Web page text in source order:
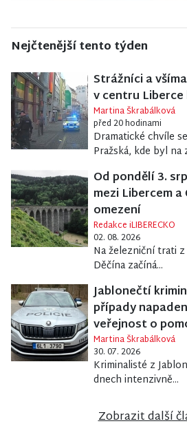
Nejčtenější tento týden
Strážníci a
v centru
Martina Škrabálková
před 20 hodinami
Dramatické chvíle
Pražská, kde byl na
Od pondělí 3.
mezi Libercem
omezení
Redakce iLIBERECKO
02. 08. 2026
Na železniční trati
Děčína začíná...
Jablonečtí
případy
veřejnost o
Martina Škrabálková
30. 07. 2026
Kriminalisté z
dnech intenzivně...
Zobrazit další